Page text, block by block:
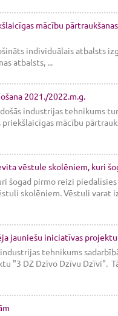
mācību
individuālais atbalsts
atbalsts, ...
2021./2022.m.g.
industrijas tehnikums
mācību
vēstule skolēniem, kuri
šogad pirmo reizi
skolēniem. Vēstuli varat
jauniešu iniciatīvas
industrijas tehnikums
"3 DZ Dzīvo Dzīvu Dzīvi".